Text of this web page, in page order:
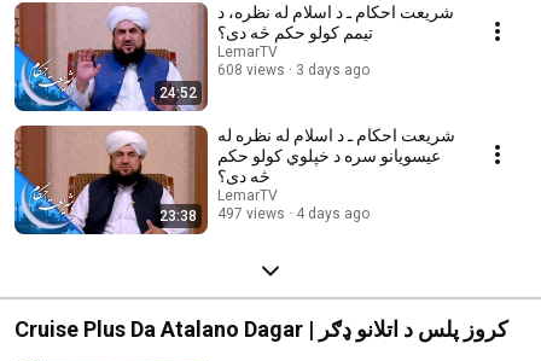
24:52
شریعت احکام ـ د اسلام له نظره، د
تیمم کولو حکم څه دی؟
LemarTV
608 views
3 days ago
23:38
شریعت احکام ـ د اسلام له نظره له
عیسویانو سره د خپلوي کولو حکم
څه دی؟
LemarTV
497 views
4 days ago
Cruise Plus Da Atalano Dagar | کروز پلس د اتلانو ډګر